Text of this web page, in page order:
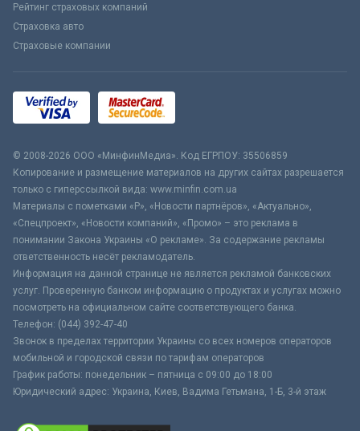
Рейтинг страховых компаний
Страховка авто
Страховые компании
© 2008-2026 ООО «МинфинМедиа». Код ЕГРПОУ: 35506859
Копирование и размещение материалов на других сайтах разрешается
только с гиперссылкой вида: www.minfin.com.ua
Материалы с пометками «Р», «Новости партнёров», «Актуально»,
«Спецпроект», «Новости компаний», «Промо» – это реклама в
понимании Закона Украины «О рекламе». За содержание рекламы
ответственность несёт рекламодатель.
Информация на данной странице не является рекламой банковских
услуг. Проверенную банком информацию о продуктах и услугах можно
посмотреть на официальном сайте соответствующего банка.
Телефон: (044) 392-47-40
Звонок в пределах территории Украины со всех номеров операторов
мобильной и городской связи по тарифам операторов
График работы: понедельник – пятница с 09:00 до 18:00
Юридический адрес: Украина, Киев, Вадима Гетьмана, 1-Б, 3-й этаж